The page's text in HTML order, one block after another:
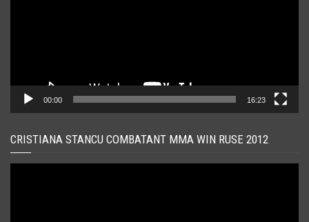
00:00 16:23
CRISTIANA STANCU COMBATANT MMA WIN RUSE 2012